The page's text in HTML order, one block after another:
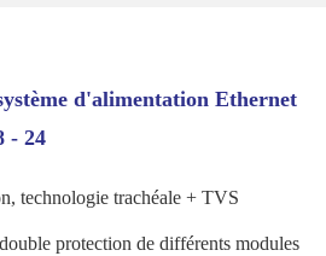
d'alimentation Ethernet
- 24
technologie trachéale + TVS
protection de différents modules